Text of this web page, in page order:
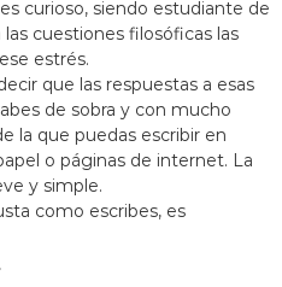
curioso, siendo estudiante de
las cuestiones filosóficas las
estrés.
que las respuestas a esas
de sobra y con mucho
la que puedas escribir en
o páginas de internet. La
y simple.
como escribes, es